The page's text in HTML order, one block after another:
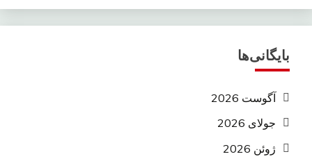
بایگانی‌ها
آگوست 2026
جولای 2026
ژوئن 2026